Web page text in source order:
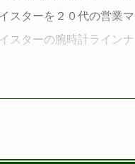
スターを２０代の営業
スターの腕時計ライン